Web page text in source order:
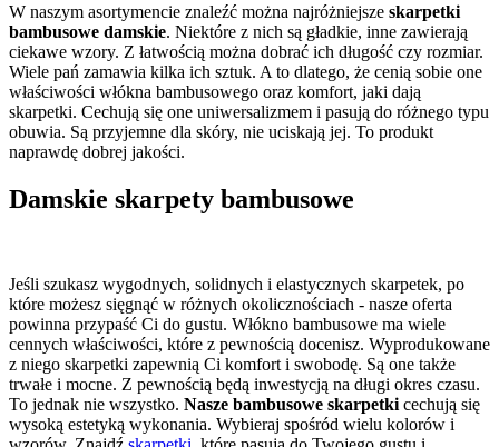
W naszym asortymencie znaleźć można najróżniejsze skarpetki
bambusowe damskie. Niektóre z nich są gładkie, inne zawierają
ciekawe wzory. Z łatwością można dobrać ich długość czy rozmiar.
Wiele pań zamawia kilka ich sztuk. A to dlatego, że cenią sobie one
właściwości włókna bambusowego oraz komfort, jaki dają
skarpetki. Cechują się one uniwersalizmem i pasują do różnego typu
obuwia. Są przyjemne dla skóry, nie uciskają jej. To produkt
naprawdę dobrej jakości.
Damskie skarpety bambusowe
Jeśli szukasz wygodnych, solidnych i elastycznych skarpetek, po
które możesz sięgnąć w różnych okolicznościach - nasze oferta
powinna przypaść Ci do gustu. Włókno bambusowe ma wiele
cennych właściwości, które z pewnością docenisz. Wyprodukowane
z niego skarpetki zapewnią Ci komfort i swobodę. Są one także
trwałe i mocne. Z pewnością będą inwestycją na długi okres czasu.
To jednak nie wszystko. Nasze bambusowe skarpetki cechują się
wysoką estetyką wykonania. Wybieraj spośród wielu kolorów i